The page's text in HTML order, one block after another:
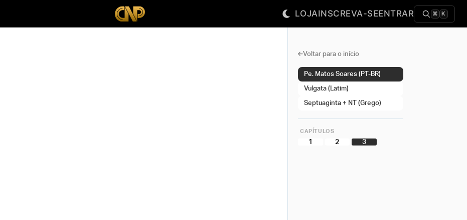
LOJAINSCREVA-SEENTRAR ⌘ K
Voltar para o início
Pe. Matos Soares (PT-BR)
Vulgata (Latim)
Septuaginta + NT (Grego)
CAPÍTULOS
1 2 3